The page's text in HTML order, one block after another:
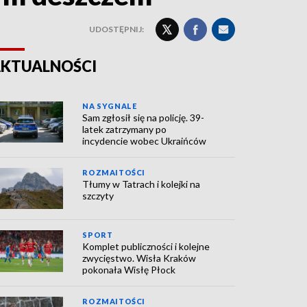
UDOSTĘPNIJ:
NA SYGNALE
Sam zgłosił się na policję. 39-
latek zatrzymany po
incydencie wobec Ukraińców
ROZMAITOŚCI
Tłumy w Tatrach i kolejki na
szczyty
SPORT
Komplet publiczności i kolejne
zwycięstwo. Wisła Kraków
pokonała Wisłę Płock
ROZMAITOŚCI